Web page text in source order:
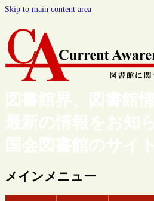
Skip to main content area
図書館界、図書館
最新の情報をお知
国会図書館のサイ
メインメニュー